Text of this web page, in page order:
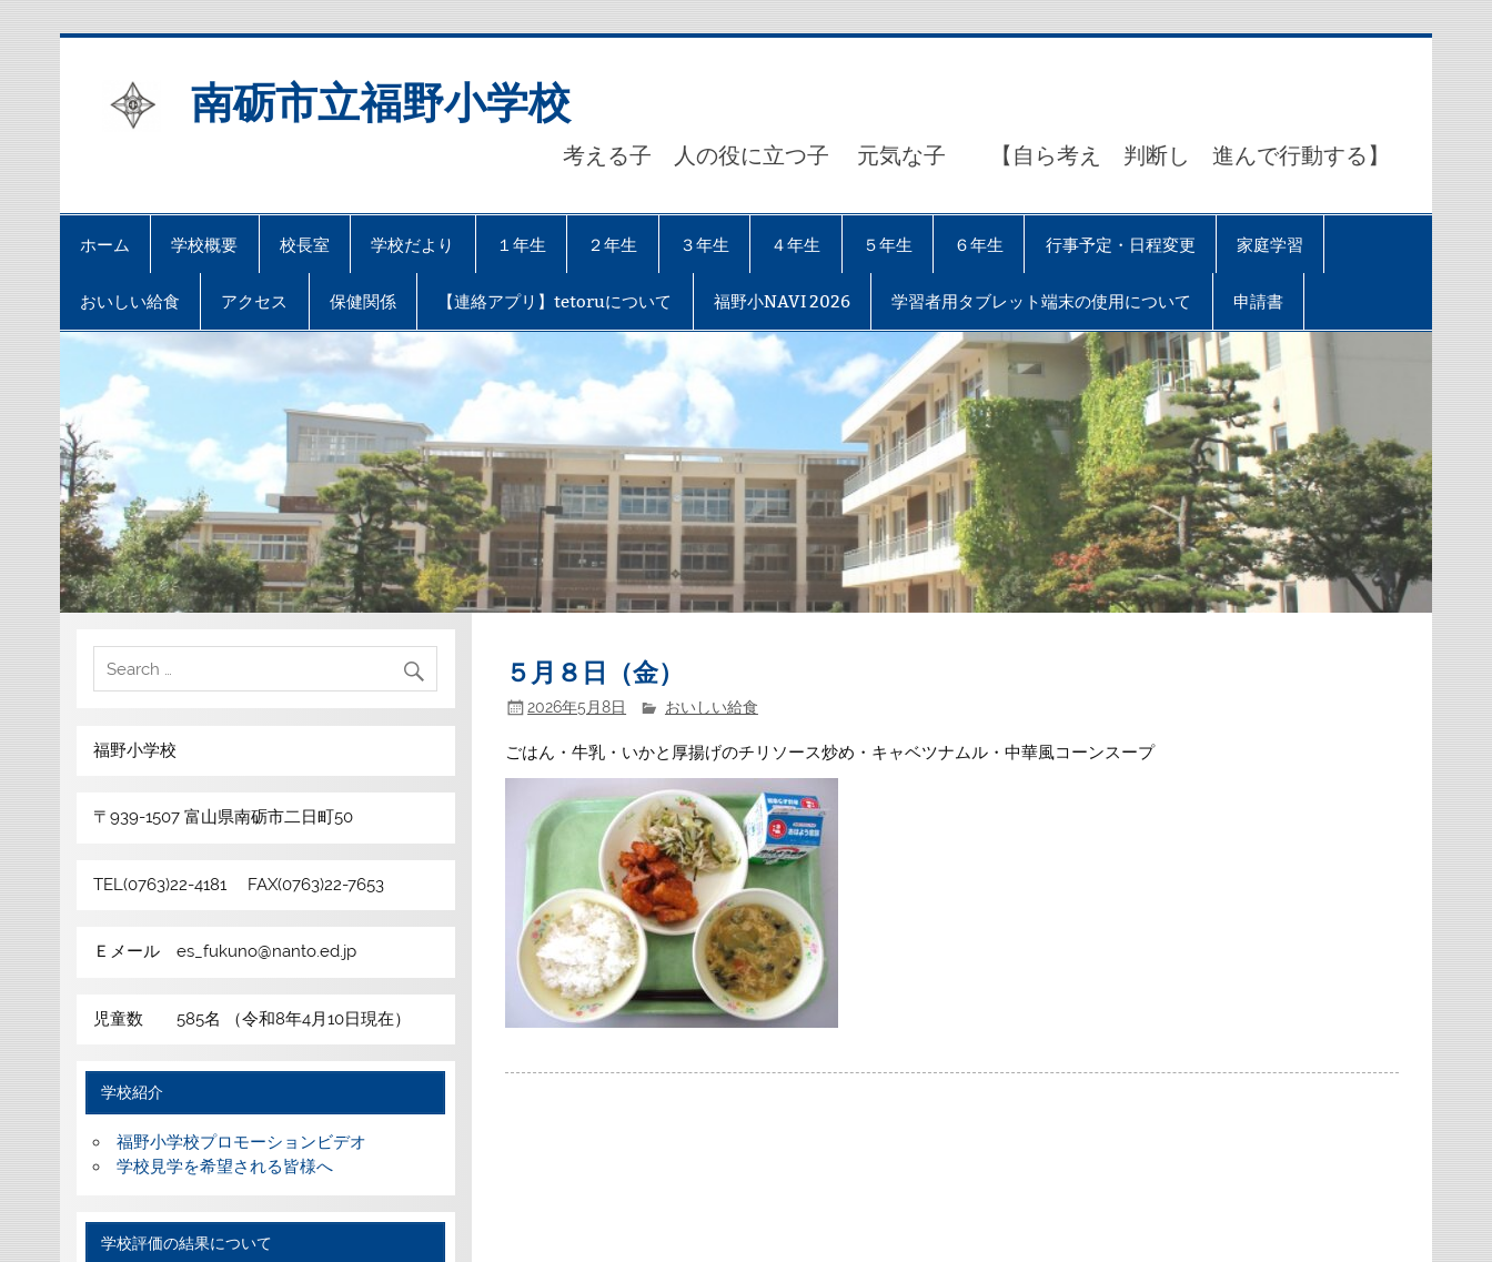
南砺市立福野小学校
考える子 人の役に立つ子 元気な子 【自ら考え 判断し 進んで行動する】
ホーム 学校概要 校長室 学校だより １年生 ２年生 ３年生 ４年生 ５年生 ６年生 行事予定・日程変更 家庭学習
おいしい給食 アクセス 保健関係 【連絡アプリ】tetoruについて 福野小NAVI 2026 学習者用タブレット端末の使用について 申請書
５月８日（金）
2026年5月8日 おいしい給食
ごはん・牛乳・いかと厚揚げのチリソース炒め・キャベツナムル・中華風コーンスープ
福野小学校
〒939-1507 富山県南砺市二日町50
TEL(0763)22-4181 FAX(0763)22-7653
Ｅメール es_fukuno@nanto.ed.jp
児童数 585名 （令和8年4月10日現在）
学校紹介
福野小学校プロモーションビデオ
学校見学を希望される皆様へ
学校評価の結果について